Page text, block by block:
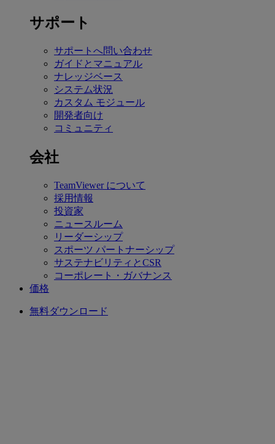
サポート
サポートへ問い合わせ
ガイドとマニュアル
ナレッジベース
システム状況
カスタム モジュール
開発者向け
コミュニティ
会社
TeamViewer について
採用情報
投資家
ニュースルーム
リーダーシップ
スポーツ パートナーシップ
サステナビリティとCSR
コーポレート・ガバナンス
価格
無料ダウンロード